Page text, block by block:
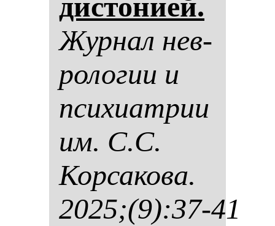
дис­то­ни­ей.
Жур­нал нев­
ро­ло­гии и
пси­хи­ат­рии
им. С.С.
Кор­са­ко­ва.
2025;(9):37-41